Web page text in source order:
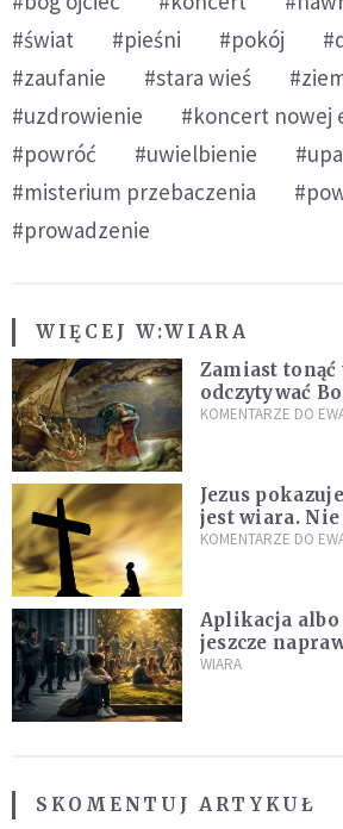
#świat
#pieśni #pokój
#zaufanie
#stara wieś
#uzdrowienie
#koncert nowej
#powróć
#uwielbienie
#misterium przebaczenia
#prowadzenie
WIĘCEJ W:WIARA
Zamiast
odczytywać
burzach
KOMENTARZE DO
Jezus
jest wiara.
wielkość
KOMENTARZE DO
Aplikacja
jeszcze
WIARA
SKOMENTUJ ARTYKUŁ